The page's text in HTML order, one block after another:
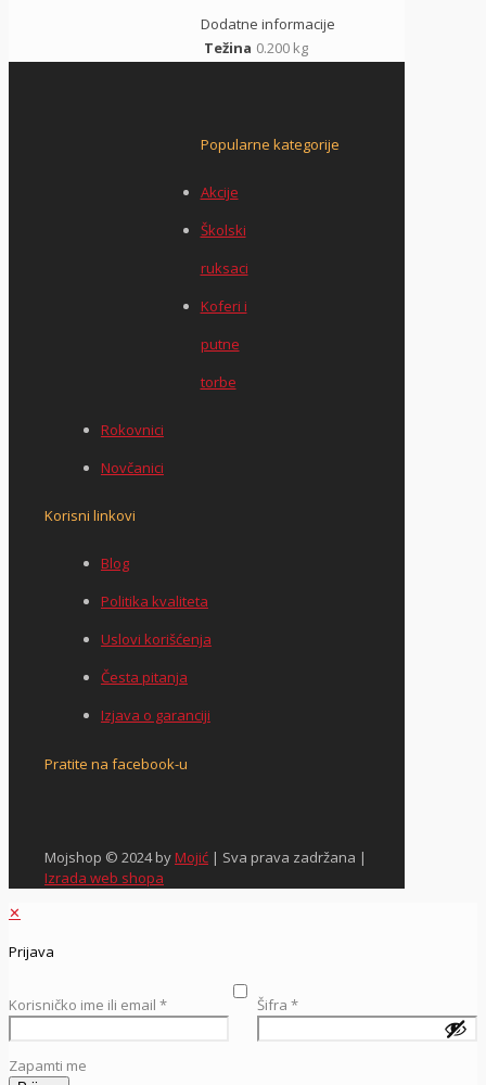
Dodatne informacije
Težina 0.200 kg
Popularne kategorije
Akcije
Školski
ruksaci
Koferi i
putne
torbe
Rokovnici
Novčanici
Korisni linkovi
Blog
Politika kvaliteta
Uslovi korišćenja
Česta pitanja
Izjava o garanciji
Pratite na facebook-u
Mojshop © 2024 byMojić | Sva prava zadržana |
Izrada web shopa
✕
Prijava
Korisničko ime ili email * Šifra *
Zapamti me